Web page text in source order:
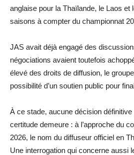
anglaise pour la Thaïlande, le Laos et
saisons à compter du championnat
JAS avait déjà engagé des
négociations avaient toutefois
élevé des droits de diffusion, le
possibilité d’un soutien public pour
À ce stade, aucune décision définitive
certitude demeure : à l’approche du
2026, le nom du diffuseur officiel en
Une interrogation qui concerne aussi